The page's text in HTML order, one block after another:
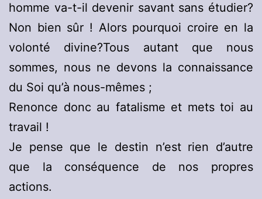
homme va-t-il devenir savant sans étudier?
Non bien sûr ! Alors pourquoi croire en la
volonté divine?Tous autant que nous
sommes, nous ne devons la connaissance
du Soi qu’à nous-mêmes ;
Renonce donc au fatalisme et mets toi au
travail !
Je pense que le destin n’est rien d’autre
que la conséquence de nos propres
actions.